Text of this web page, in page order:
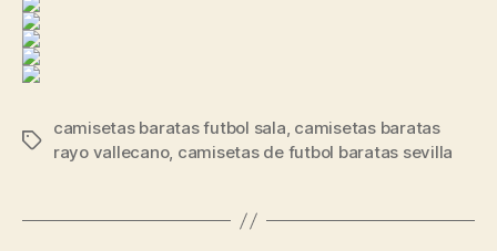
Etiquetas
camisetas baratas futbol sala, camisetas baratas
rayo vallecano, camisetas de futbol baratas sevilla